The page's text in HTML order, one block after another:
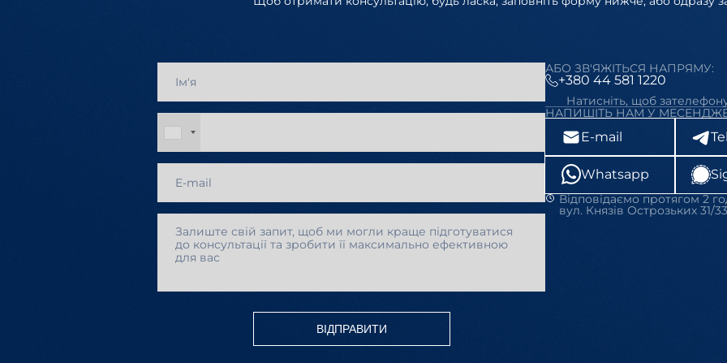
ВІДПРАВИТИ
АБО ЗВ'ЯЖІТЬСЯ НАПРЯМУ:
+380 44 581 1220
Натисніть, щоб
НАПИШІТЬ НАМ У
E-mail
Whatsapp
Відповідаємо протягом 2
вул. Князів Острозьких 31/